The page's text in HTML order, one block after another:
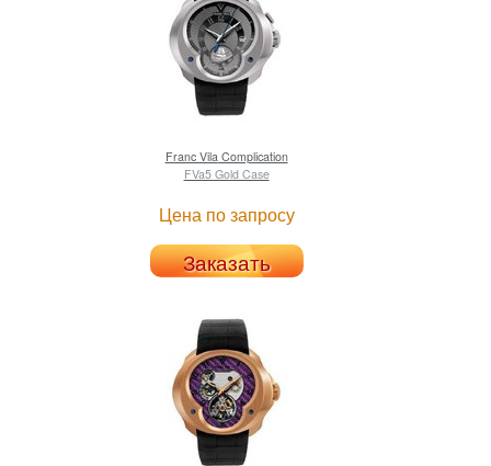
Franc Vila Complication
FVa5 Gold Case
Цена по запросу
Заказать